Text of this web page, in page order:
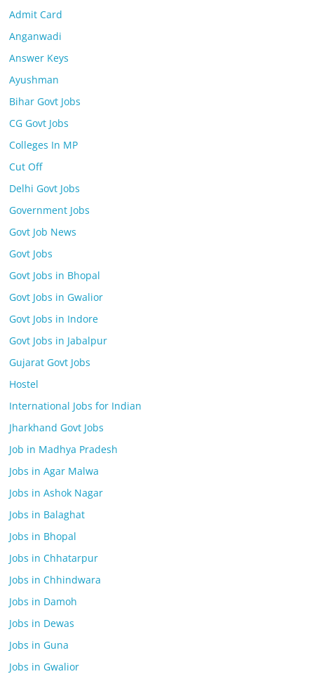
Admit Card
Anganwadi
Answer Keys
Ayushman
Bihar Govt Jobs
CG Govt Jobs
Colleges In MP
Cut Off
Delhi Govt Jobs
Government Jobs
Govt Job News
Govt Jobs
Govt Jobs in Bhopal
Govt Jobs in Gwalior
Govt Jobs in Indore
Govt Jobs in Jabalpur
Gujarat Govt Jobs
Hostel
International Jobs for Indian
Jharkhand Govt Jobs
Job in Madhya Pradesh
Jobs in Agar Malwa
Jobs in Ashok Nagar
Jobs in Balaghat
Jobs in Bhopal
Jobs in Chhatarpur
Jobs in Chhindwara
Jobs in Damoh
Jobs in Dewas
Jobs in Guna
Jobs in Gwalior